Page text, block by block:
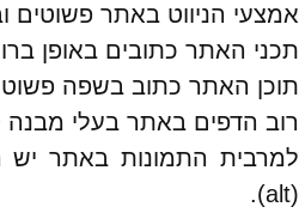
אמצעי הניווט באתר פשוטים
תכני האתר כתובים באופן
תוכן האתר כתוב בשפה
רוב הדפים באתר בעלי מבנה
למרבית התמונות באתר יש
(alt).